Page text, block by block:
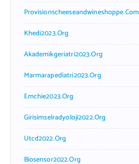
Provisionscheeseandwineshoppe.com
Khedi2023.org
Akademikgeriatri2023.org
Marmarapediatri2023.org
Emchie2023.org
Girisimselradyoloji2022.org
Utcd2022.org
Biosensor2022.org